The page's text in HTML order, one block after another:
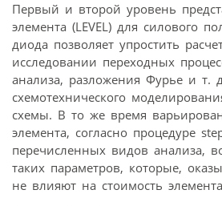
Первый и второй уровень
элемента (LEVEL) для силового
диода позволяет упростить
исследовании переходных
анализа, разложения Фурье и т.
схемотехнического
схемы. В то же время
элемента, согласно процедуре
перечисленных видов анализа,
таких параметров, которые,
не влияют на стоимость